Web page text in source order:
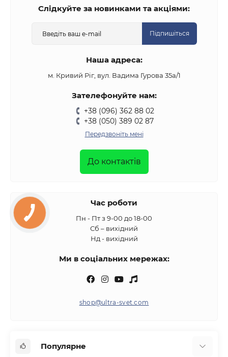
Слідкуйте за новинками та акціями:
Підпишіться
Наша адреса:
м. Кривий Ріг, вул. Вадима Гурова 35а/1
Зателефонуйте нам:
+38 (096) 362 88 02
+38 (050) 389 02 87
Передзвоніть мені
До контактів
Час роботи
Пн - Пт з 9-00 до 18-00
Сб – вихідний
Нд - вихідний
Ми в соціальних мережах:
shop@ultra-svet.com
Популярне